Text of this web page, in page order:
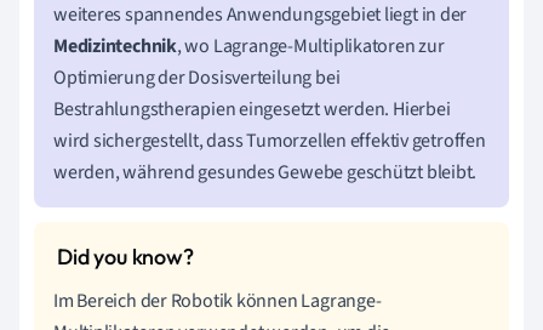
weiteres spannendes Anwendungsgebiet liegt in der
Medizintechnik, wo Lagrange-Multiplikatoren zur
Optimierung der Dosisverteilung bei
Bestrahlungstherapien eingesetzt werden. Hierbei
wird sichergestellt, dass Tumorzellen effektiv getroffen
werden, während gesundes Gewebe geschützt bleibt.
Im Bereich der Robotik können Lagrange-